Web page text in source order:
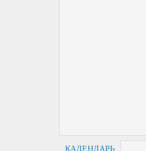
КАЛЕНДАРЬ